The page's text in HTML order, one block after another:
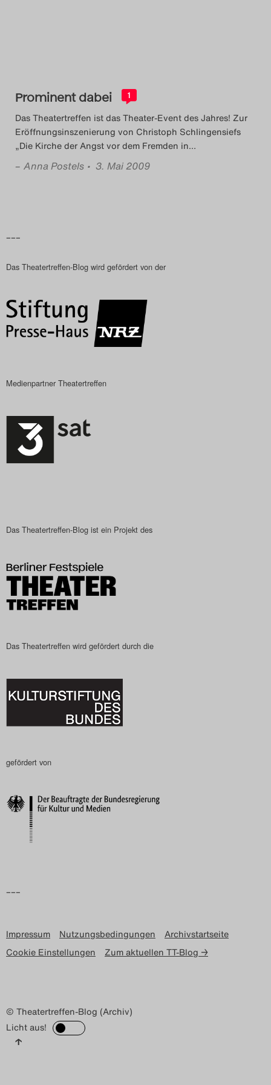
Das Theatertreffen-Blog
2015
Das Theatertreffen-Blog
2016
Das Theatertreffen-Blog
2018
Das Theatertreffen-Blog
2018 Alumni
Das Theatertreffen-Blog
Das Theatertreffen-Blog
2022
Das Theatertreffen-Blog
2023
Das Theatertreffen-Blog
2024
2025
Das Theatertreffen-Blog
Nutzungsbedingungen
Prominent dabei 1
Das Theatertreffen ist das Theater-Event des Jahres! Zur
Eröffnungsinszenierung von Christoph Schlingensiefs
„Die Kirche der Angst vor dem Fremden in…
– Anna Postels • 3. Mai 2009
–––
Das Theatertreffen-Blog wird gefördert von der
Medienpartner Theatertreffen
Das Theatertreffen-Blog ist ein Projekt des
Das Theatertreffen wird gefördert durch die
gefördert von
–––
Impressum Nutzungsbedingungen
Archivstartseite
Cookie Einstellungen
Zum aktuellen TT-Blog →
© Theatertreffen-Blog (Archiv)
Licht aus!
↑